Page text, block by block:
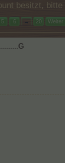
besitzt,
5 6 → 20 Weiter
G